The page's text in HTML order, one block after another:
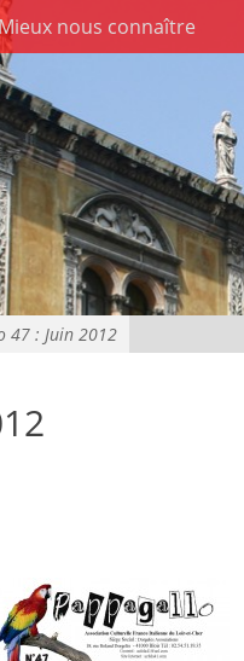
nous connaître
47 : Juin 2012